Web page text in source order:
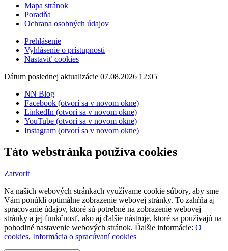
Mapa stránok
Poradňa
Ochrana osobných údajov
Prehlásenie
Vyhlásenie o prístupnosti
Nastaviť cookies
Dátum poslednej aktualizácie 07.08.2026 12:05
NN Blog
Facebook (otvorí sa v novom okne)
LinkedIn (otvorí sa v novom okne)
YouTube (otvorí sa v novom okne)
Instagram (otvorí sa v novom okne)
Táto webstránka používa cookies
Zatvorit
Na našich webových stránkach využívame cookie súbory, aby sme
Vám ponúkli optimálne zobrazenie webovej stránky. To zahŕňa aj
spracovanie údajov, ktoré sú potrebné na zobrazenie webovej
stránky a jej funkčnosť, ako aj ďalšie nástroje, ktoré sa používajú na
pohodlné nastavenie webových stránok. Ďalšie informácie: O
cookies, Informácia o spracúvaní cookies